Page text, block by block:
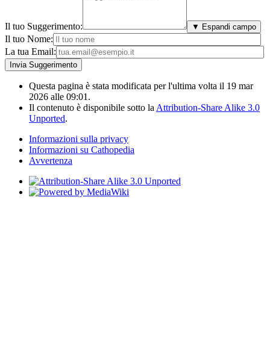
Il tuo Suggerimento: ▼ Espandi campo
Il tuo Nome:
La tua Email:
Questa pagina è stata modificata per l'ultima volta il 19 mar
2026 alle 09:01.
Il contenuto è disponibile sotto la Attribution-Share Alike 3.0
Unported.
Informazioni sulla privacy
Informazioni su Cathopedia
Avvertenza